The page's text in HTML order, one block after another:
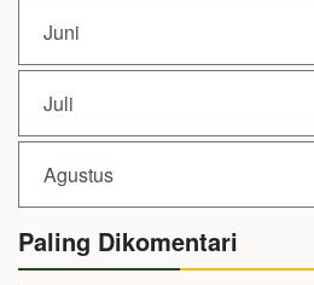
Juni
Juli
Agustus
Paling Dikomentari